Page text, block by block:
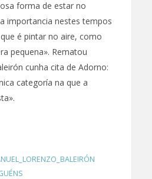
forma de estar no
importancia nestes tempos
é pintar no aire, como
pequena». Rematou
cunha cita de Adorno:
categoría na que a